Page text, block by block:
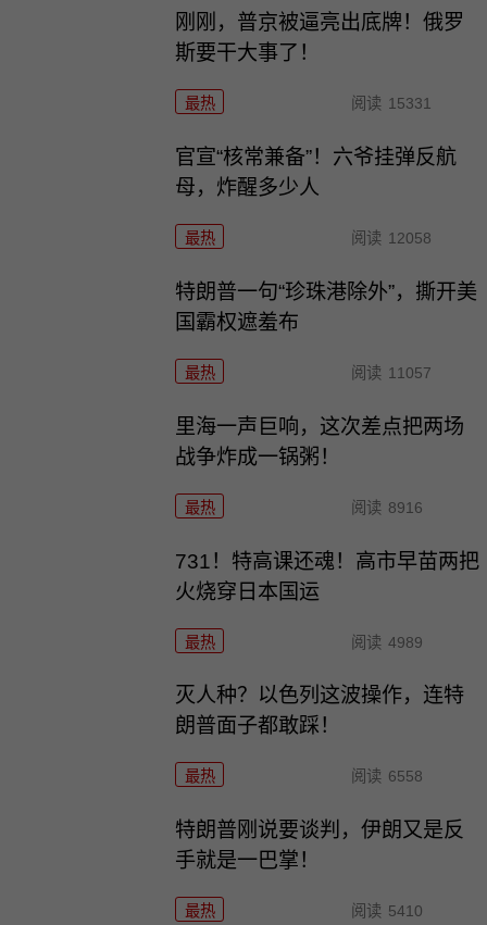
刚刚，普京被逼亮出底牌！俄罗
斯要干大事了！
最热 阅读 15331
官宣“核常兼备”！六爷挂弹反航
母，炸醒多少人
最热 阅读 12058
特朗普一句“珍珠港除外”，撕开美
国霸权遮羞布
最热 阅读 11057
里海一声巨响，这次差点把两场
战争炸成一锅粥！
最热 阅读 8916
731！特高课还魂！高市早苗两把
火烧穿日本国运
最热 阅读 4989
灭人种？以色列这波操作，连特
朗普面子都敢踩！
最热 阅读 6558
特朗普刚说要谈判，伊朗又是反
手就是一巴掌！
最热 阅读 5410